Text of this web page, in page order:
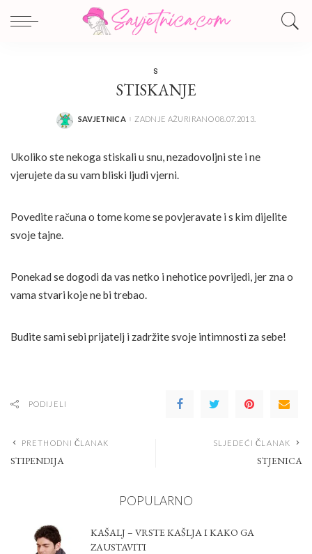
S
STISKANJE
POSTED
SAVJETNICA ZADNJE AŽURIRANO 08.07.2013.
Ukoliko ste nekoga stiskali u snu, nezadovoljni ste i ne
vjerujete da su vam bliski ljudi vjerni.
Povedite računa o tome kome se povjeravate i s kim dijelite
svoje tajne.
Ponekad se dogodi da vas netko i nehotice povrijedi, jer zna o
vama stvari koje ne bi trebao.
Budite sami sebi prijatelj i zadržite svoje intimnosti za sebe!
PODIJELI
PRETHODNI ČLANAK
STIPENDIJA
SLJEDEĆI ČLANAK
STJENICA
POPULARNO
KAŠALJ – VRSTE KAŠLJA I KAKO GA
ZAUSTAVITI